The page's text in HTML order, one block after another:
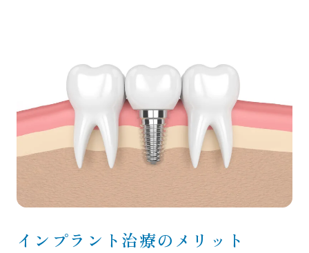
インプラント治療のメリット